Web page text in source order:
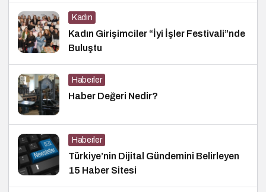
Kadın
Kadın Girişimciler “İyi İşler Festivali”nde
Buluştu
Haberler
Haber Değeri Nedir?
Haberler
Türkiye’nin Dijital Gündemini Belirleyen
15 Haber Sitesi